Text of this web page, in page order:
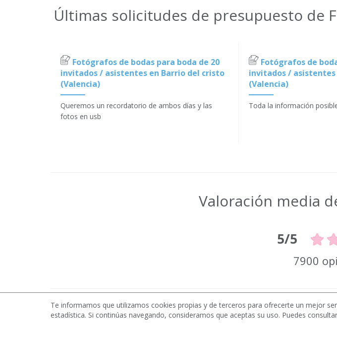
Últimas solicitudes de presupuesto de
Fotógrafos de bodas para boda de 20
invitados / asistentes en Barrio del cristo
(Valencia)
Queremos un recordatorio de ambos días y las
fotos en usb
Fotógrafos de
invitados /
(Valencia)
Toda la información
Valoración media
5/5
7900
Pide
Te informamos que utilizamos cookies propias y de terceros para ofrecerte un mejor
estadística. Si continúas navegando, consideramos que aceptas su uso. Puedes